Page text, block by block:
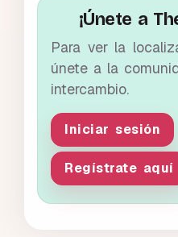
¡Únete a
Para ver la
únete a la
intercambio.
Iniciar sesión
Regístrate aquí